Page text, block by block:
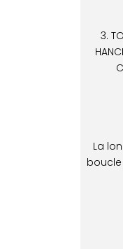
3.
La